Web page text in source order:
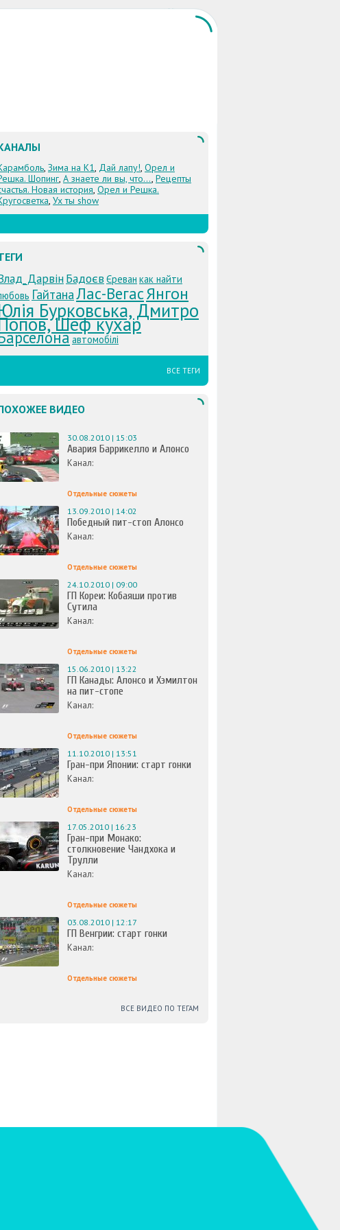
, Зима на К1, Дай лапу!, Орел и
Шопинг, А знаете ли вы, что..., Рецепты
Новая история, Орел и Решка.
, Ух ты show
Бадоєв Єреван как найти
ГайтанаЛас-ВегасЯнгон
Бурковська, Дмитро
Шеф кухар
автомобілі
ВСЕ ТЕГИ
ВИДЕО
30.08.2010 | 15:03
Авария Баррикелло и Алонсо
Канал:
Отдельные сюжеты
13.09.2010 | 14:02
Победный пит-стоп Алонсо
Канал:
Отдельные сюжеты
24.10.2010 | 09:00
ГП Кореи: Кобаяши против
Сутила
Канал:
Отдельные сюжеты
15.06.2010 | 13:22
ГП Канады: Алонсо и Хэмилтон
на пит-стопе
Канал:
Отдельные сюжеты
11.10.2010 | 13:51
Гран-при Японии: старт гонки
Канал:
Отдельные сюжеты
17.05.2010 | 16:23
Гран-при Монако:
столкновение Чандхока и
Трулли
Канал:
Отдельные сюжеты
03.08.2010 | 12:17
ГП Венгрии: старт гонки
Канал:
Отдельные сюжеты
ВСЕ ВИДЕО ПО ТЕГАМ